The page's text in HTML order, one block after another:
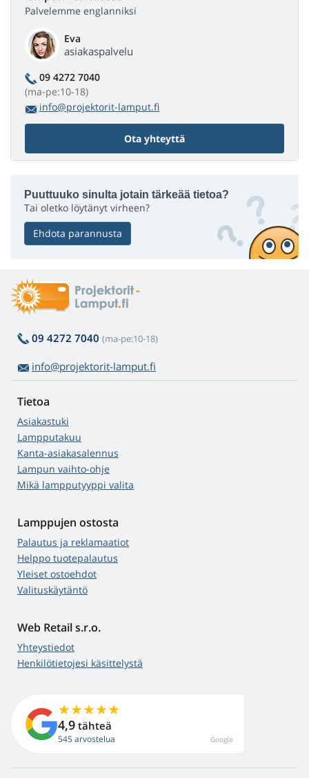
Palvelemme englanniksi
Eva
asiakaspalvelu
09 4272 7040
(ma-pe:10-18)
info@projektorit-lamput.fi
Ota yhteyttä
Puuttuuko sinulta jotain tärkeää tietoa?
Tai oletko löytänyt virheen?
Ehdota parannusta
09 4272 7040 (ma-pe:10-18)
info@projektorit-lamput.fi
Tietoa
Asiakastuki
Lampputakuu
Kanta-asiakasalennus
Lampun vaihto-ohje
Mikä lampputyyppi valita
Lamppujen ostosta
Palautus ja reklamaatiot
Helppo tuotepalautus
Yleiset ostoehdot
Valituskäytäntö
Web Retail s.r.o.
Yhteystiedot
Henkilötietojesi käsittelystä
4,9 tähteä
545 arvostelua Google